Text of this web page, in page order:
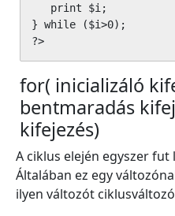
   print $i;
} while ($i>0);
?>
for( inicializáló
bentmaradás
kifejezés)
A ciklus elején egyszer fut
Általában ez egy
ilyen változót